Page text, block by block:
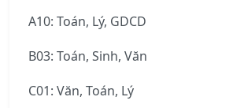
A10: Toán, Lý, GDCD
B03: Toán, Sinh, Văn
C01: Văn, Toán, Lý